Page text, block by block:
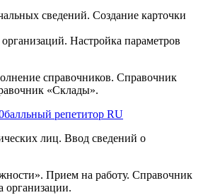
сведений. Создание карточки
Настройка параметров
справочников. Справочник
«Склады».
лиц. Ввод сведений о
Прием на работу. Справочник
организации.